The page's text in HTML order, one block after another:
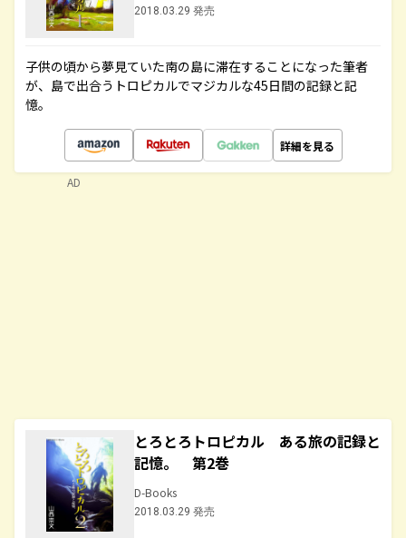
2018.03.29 発売
子供の頃から夢見ていた南の島に滞在することになった筆者
が、島で出合うトロピカルでマジカルな45日間の記録と記
憶。
詳細を見る
とろとろトロピカル ある旅の記録と
記憶。 第2巻
D-Books
2018.03.29 発売
AD